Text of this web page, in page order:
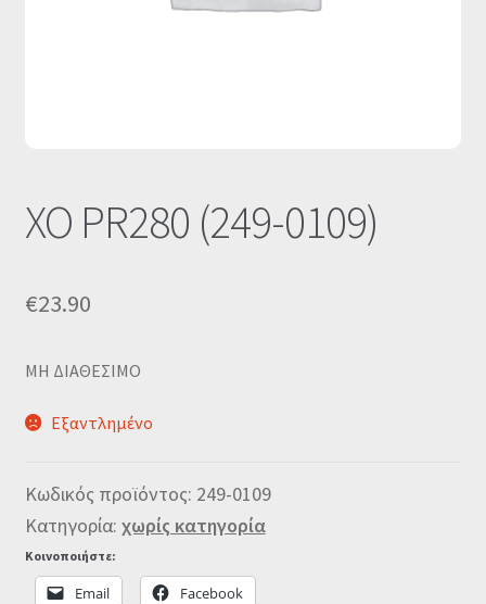
XO PR280 (249-0109)
€23.90
MΗ ΔΙΑΘΕΣΙΜΟ
Εξαντλημένο
Κωδικός προϊόντος: 249-0109
Κατηγορία: χωρίς κατηγορία
Κοινοποιήστε:
Email Facebook